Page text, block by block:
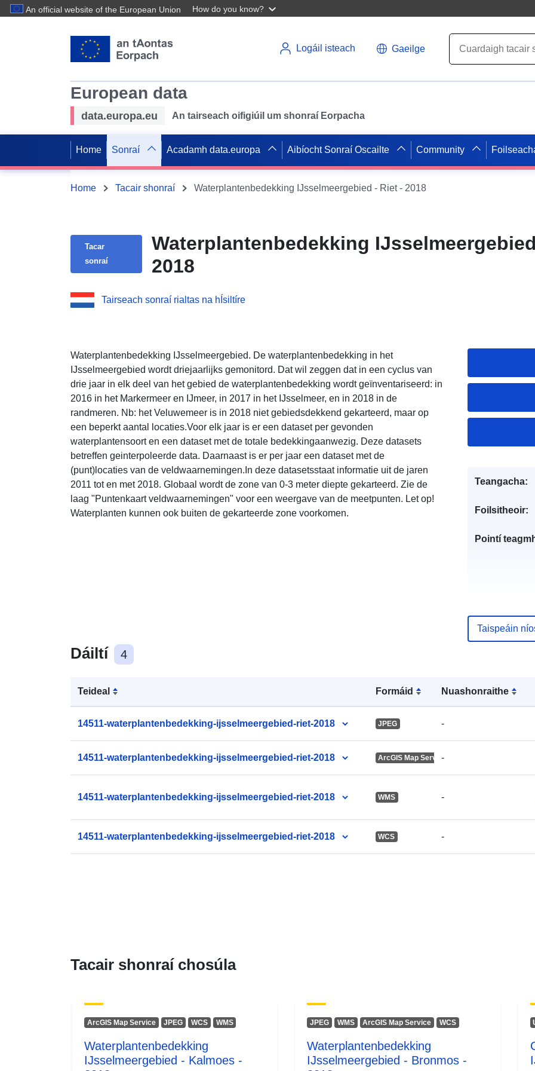
An official website of the European Union How do you know?
Logáil isteach Gaeilge
European data
data.europa.eu An tairseach oifigiúil um shonraí Eorpacha
Home Sonraí Acadamh data.europa Aibíocht Sonraí Oscailte Community
Home Tacair shonraí Waterplantenbedekking IJsselmeergebied - Riet - 2018
Tacar
sonraí
Waterplantenbedekking
2018
Tairseach sonraí rialtas na hÍsiltíre
Waterplantenbedekking IJsselmeergebied. De waterplantenbedekking in het
IJsselmeergebied wordt driejaarlijks gemonitord. Dat wil zeggen dat in een cyclus van
drie jaar in elk deel van het gebied de waterplantenbedekking wordt geïnventariseerd: in
2016 in het Markermeer en IJmeer, in 2017 in het IJsselmeer, en in 2018 in de
randmeren. Nb: het Veluwemeer is in 2018 niet gebiedsdekkend gekarteerd, maar op
een beperkt aantal locaties.Voor elk jaar is er een dataset per gevonden
waterplantensoort en een dataset met de totale bedekkingaanwezig. Deze datasets
betreffen geinterpoleerde data. Daarnaast is er per jaar een dataset met de
(punt)locaties van de veldwaarnemingen.In deze datasetsstaat informatie uit de jaren
2011 tot en met 2018. Globaal wordt de zone van 0-3 meter diepte gekarteerd. Zie de
laag "Puntenkaart veldwaarnemingen" voor een weergave van de meetpunten. Let op!
Waterplanten kunnen ook buiten de gekarteerde zone voorkomen.
Dáiltí 4
Teideal Formáid Nuashonraithe
14511-waterplantenbedekking-ijsselmeergebied-riet-2018 JPEG -
14511-waterplantenbedekking-ijsselmeergebied-riet-2018 ArcGIS Map Service
-
14511-waterplantenbedekking-ijsselmeergebied-riet-2018 WMS -
14511-waterplantenbedekking-ijsselmeergebied-riet-2018 WCS -
Teangacha:
Foilsitheoir:
Pointí
Taifead
uriRef:
Taispeáin
Tacair shonraí chosúla
ArcGIS Map Service JPEG WCS WMS
Waterplantenbedekking
IJsselmeergebied - Kalmoes -
JPEG WMS ArcGIS Map Service WCS
Waterplantenbedekking
IJsselmeergebied - Bronmos -